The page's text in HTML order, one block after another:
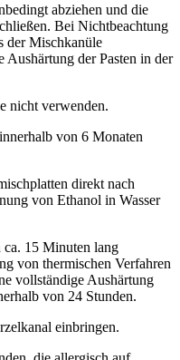
abziehen und die
Bei Nichtbeachtung
der Mischkanüle
Aushärtung der Pasten in der
nicht verwenden.
von 6 Monaten
direkt nach
von Ethanol in Wasser
ca. 15 Minuten lang
von thermischen Verfahren
vollständige Aushärtung
von 24 Stunden.
einbringen.